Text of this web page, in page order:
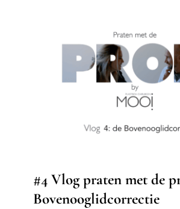
#4 Vlog praten met de
Ooglidcorrectie
#4 Vlog praten met de
Bovenooglidcorrectie